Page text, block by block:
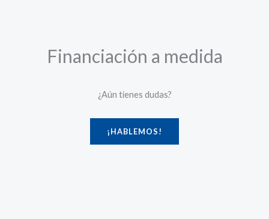
Financiación a medida
¿Aún tienes dudas?
¡HABLEMOS!